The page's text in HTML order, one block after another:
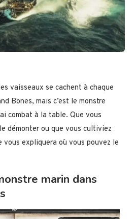
vaisseaux se cachent à chaque
Bones, mais c’est le monstre
combat à la table. Que vous
démonter ou que vous cultiviez
vous expliquera où vous pouvez le
marin dans